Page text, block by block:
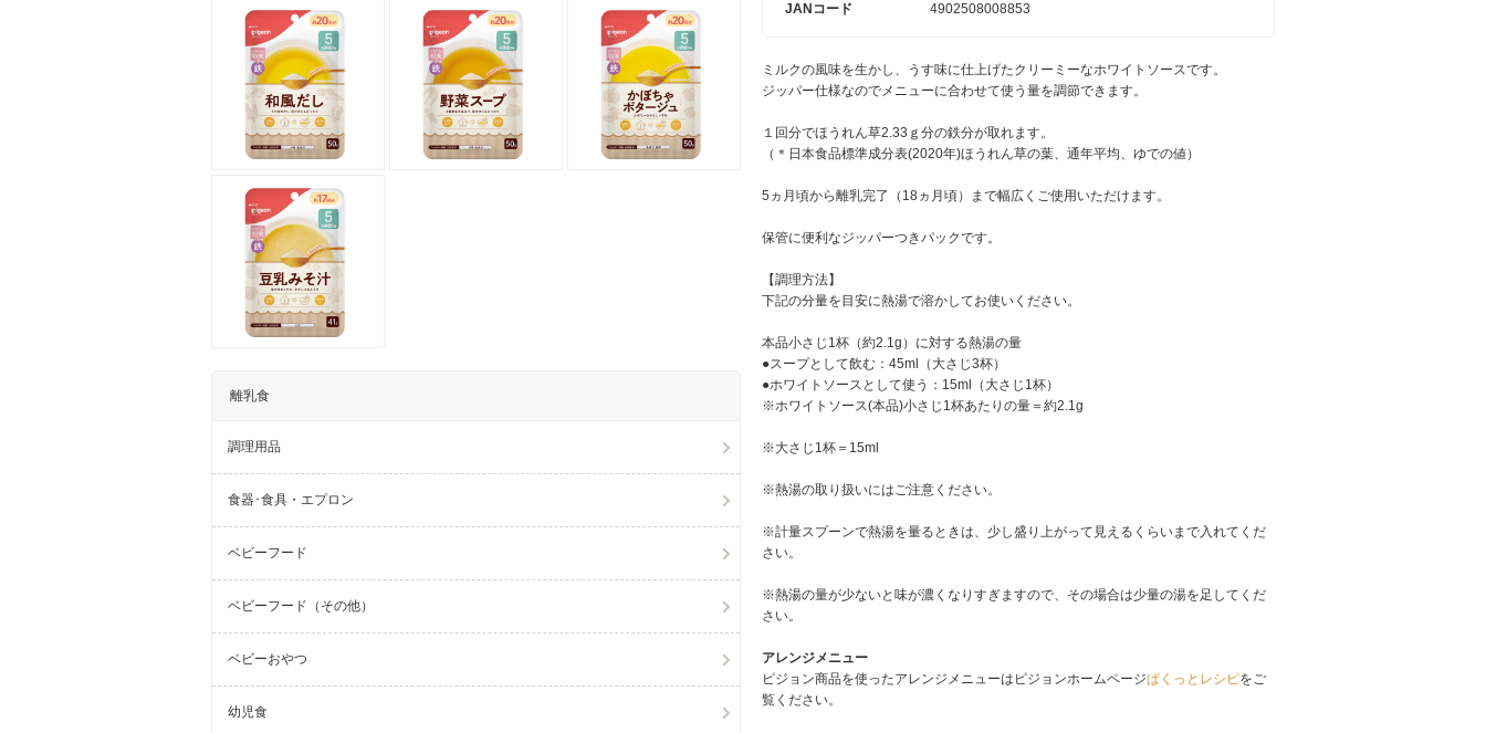
離乳食
調理用品
食器･食具・エプロン
ベビーフード
ベビーフード（その他）
ベビーおやつ
幼児食
JANコード 4902508008853
ミルクの風味を生かし、うす味に仕上げたクリーミーなホワイトソースです。
ジッパー仕様なのでメニューに合わせて使う量を調節できます。
１回分でほうれん草2.33ｇ分の鉄分が取れます。
（＊日本食品標準成分表(2020年)ほうれん草の葉、通年平均、ゆでの値）
5ヵ月頃から離乳完了（18ヵ月頃）まで幅広くご使用いただけます。
保管に便利なジッパーつきパックです。
【調理方法】
下記の分量を目安に熱湯で溶かしてお使いください。
本品小さじ1杯（約2.1g）に対する熱湯の量
●スープとして飲む：45ml（大さじ3杯）
●ホワイトソースとして使う：15ml（大さじ1杯）
※ホワイトソース(本品)小さじ1杯あたりの量＝約2.1g
※大さじ1杯＝15ml
※熱湯の取り扱いにはご注意ください。
※計量スプーンで熱湯を量るときは、少し盛り上がって見えるくらいまで入れてくだ
さい。
※熱湯の量が少ないと味が濃くなりすぎますので、その場合は少量の湯を足してくだ
さい。
アレンジメニュー
ピジョン商品を使ったアレンジメニューはピジョンホームページぱくっとレシピをご
覧ください。